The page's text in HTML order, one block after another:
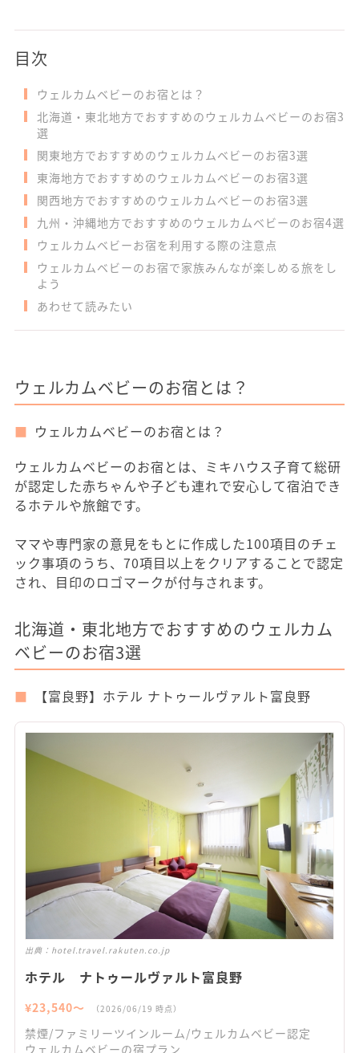
目次
ウェルカムベビーのお宿とは？
北海道・東北地方でおすすめのウェルカムベビーのお宿3
選
関東地方でおすすめのウェルカムベビーのお宿3選
東海地方でおすすめのウェルカムベビーのお宿3選
関西地方でおすすめのウェルカムベビーのお宿3選
九州・沖縄地方でおすすめのウェルカムベビーのお宿4選
ウェルカムベビーお宿を利用する際の注意点
ウェルカムベビーのお宿で家族みんなが楽しめる旅をし
よう
あわせて読みたい
ウェルカムベビーのお宿とは？
ウェルカムベビーのお宿とは？
ウェルカムベビーのお宿とは、ミキハウス子育て総研
が認定した赤ちゃんや子ども連れで安心して宿泊でき
るホテルや旅館です。
ママや専門家の意見をもとに作成した100項目のチェ
ック事項のうち、70項目以上をクリアすることで認定
され、目印のロゴマークが付与されます。
北海道・東北地方でおすすめのウェルカム
ベビーのお宿3選
【富良野】ホテル ナトゥールヴァルト富良野
出典： hotel.travel.rakuten.co.jp
ホテル ナトゥールヴァルト富良野
¥23,540〜 （2026/06/19 時点）
禁煙/ファミリーツインルーム/ウェルカムベビー認定
ウェルカムベビーの宿プラン